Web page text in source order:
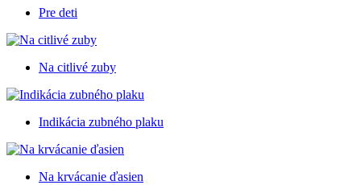
Pre deti
Na citlivé zuby
Indikácia zubného plaku
Na krvácanie ďasien